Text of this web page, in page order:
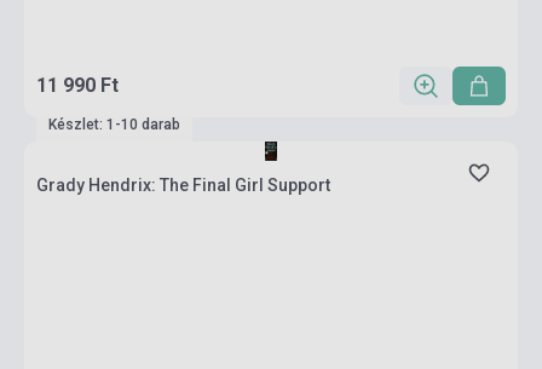
11 990 Ft
Készlet: 1-10 darab
Grady Hendrix: The Final Girl Support